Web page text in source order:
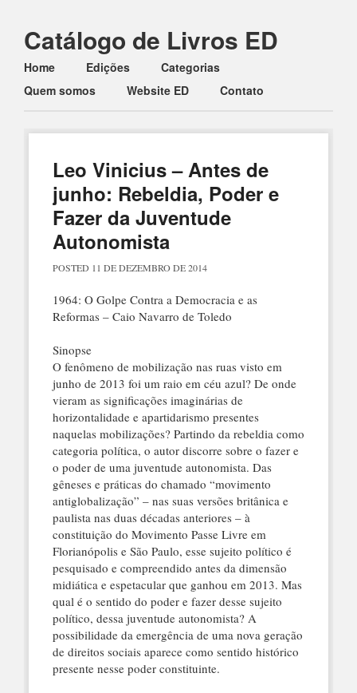
Catálogo de Livros ED
Main menu
Skip to content
Home Edições
Categorias
Quem somos
Website ED Contato
Leo Vinicius – Antes de
junho: Rebeldia, Poder e
Fazer da Juventude
Autonomista
POSTED 11 DE DEZEMBRO DE 2014
1964: O Golpe Contra a Democracia e as
Reformas – Caio Navarro de Toledo
Sinopse
O fenômeno de mobilização nas ruas visto em
junho de 2013 foi um raio em céu azul? De onde
vieram as significações imaginárias de
horizontalidade e apartidarismo presentes
naquelas mobilizações? Partindo da rebeldia como
categoria política, o autor discorre sobre o fazer e
o poder de uma juventude autonomista. Das
gêneses e práticas do chamado “movimento
antiglobalização” – nas suas versões britânica e
paulista nas duas décadas anteriores – à
constituição do Movimento Passe Livre em
Florianópolis e São Paulo, esse sujeito político é
pesquisado e compreendido antes da dimensão
midiática e espetacular que ganhou em 2013. Mas
qual é o sentido do poder e fazer desse sujeito
político, dessa juventude autonomista? A
possibilidade da emergência de uma nova geração
de direitos sociais aparece como sentido histórico
presente nesse poder constituinte.